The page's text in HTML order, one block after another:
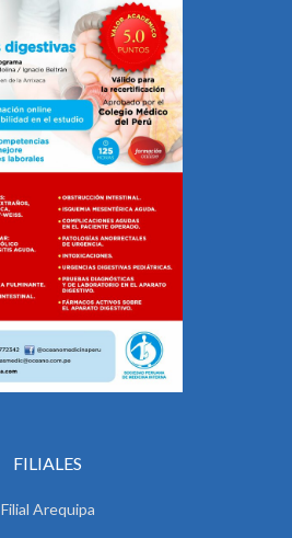
FILIALES
Filial Arequipa